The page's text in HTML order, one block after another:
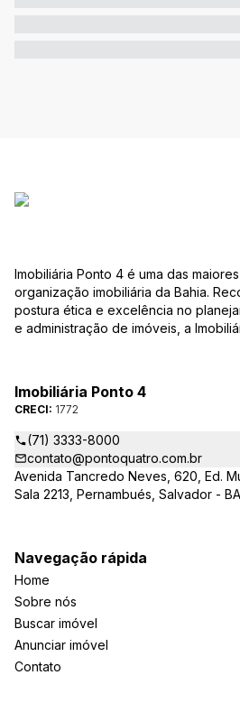
Imobiliária Ponto 4 é uma das
organização imobiliária da Bahia.
postura ética e excelência no
e administração de imóveis, a
que você procura, casas,
comerciais e outros produtos
Imobiliária Ponto 4
CRECI: 1772
(71) 3333-8000
contato@pontoquatro.com.br
Avenida Tancredo Neves, 620, Ed.
Sala 2213, Pernambués, Salvador -
Navegação rápida
Home
Sobre nós
Buscar imóvel
Anunciar imóvel
Contato